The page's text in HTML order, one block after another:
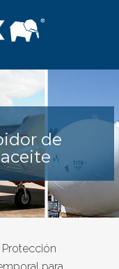
de
Protección
para